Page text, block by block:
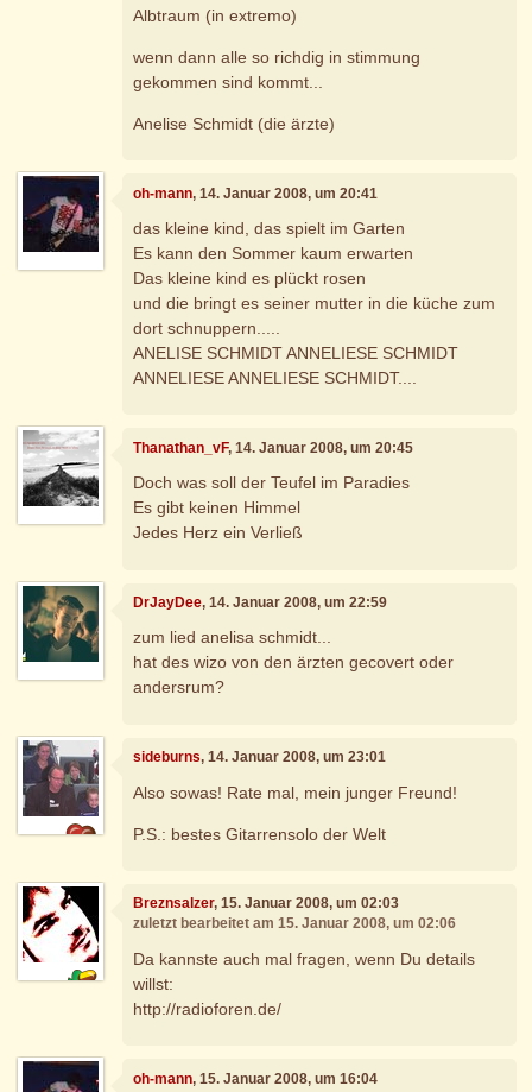
Albtraum (in extremo)
wenn dann alle so richdig in stimmung
gekommen sind kommt...
Anelise Schmidt (die ärzte)
oh-mann, 14. Januar 2008, um 20:41
das kleine kind, das spielt im Garten
Es kann den Sommer kaum erwarten
Das kleine kind es plückt rosen
und die bringt es seiner mutter in die küche zum
dort schnuppern.....
ANELISE SCHMIDT ANNELIESE SCHMIDT
ANNELIESE ANNELIESE SCHMIDT....
Thanathan_vF, 14. Januar 2008, um 20:45
Doch was soll der Teufel im Paradies
Es gibt keinen Himmel
Jedes Herz ein Verließ
DrJayDee, 14. Januar 2008, um 22:59
zum lied anelisa schmidt...
hat des wizo von den ärzten gecovert oder
andersrum?
sideburns, 14. Januar 2008, um 23:01
Also sowas! Rate mal, mein junger Freund!
P.S.: bestes Gitarrensolo der Welt
Breznsalzer, 15. Januar 2008, um 02:03
zuletzt bearbeitet am 15. Januar 2008, um 02:06
Da kannste auch mal fragen, wenn Du details
willst:
http://radioforen.de/
oh-mann, 15. Januar 2008, um 16:04